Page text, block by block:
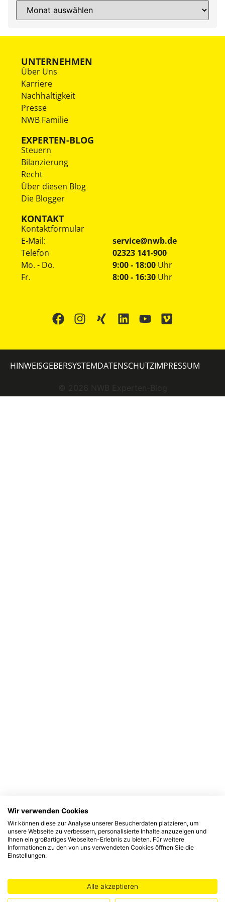
UNTERNEHMEN
Über Uns
Karriere
Nachhaltigkeit
Presse
NWB Familie
EXPERTEN-BLOG
Steuern
Bilanzierung
Recht
Über diesen Blog
Die Blogger
KONTAKT
Kontaktformular
E-Mail:
service@nwb.de
Telefon
02323 141-900
Mo. - Do.
Fr.
9:00 - 18:00 Uhr
8:00 - 16:30 Uhr
© 2026 NWB Experten-Blog
HINWEISGEBERSYSTEMDATENSCHUTZIMPRESSUM
Wir verwenden Cookies
Wir können diese zur Analyse unserer Besucherdaten platzieren, um
unsere Webseite zu verbessern, personalisierte Inhalte anzuzeigen und
Ihnen ein großartiges Webseiten-Erlebnis zu bieten. Für weitere
Informationen zu den von uns verwendeten Cookies öffnen Sie die
Einstellungen.
Alle akzeptieren